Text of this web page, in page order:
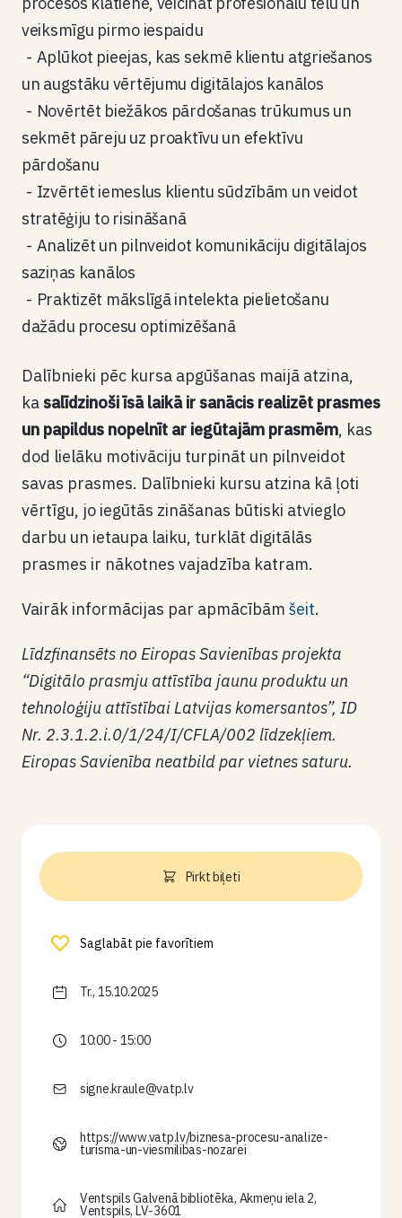
veiksmīgu pirmo iespaidu
Aplūkot pieejas, kas sekmē klientu atgriešanos
un augstāku vērtējumu digitālajos kanālos
Novērtēt biežākos pārdošanas trūkumus un
sekmēt pāreju uz proaktīvu un efektīvu
pārdošanu
Izvērtēt iemeslus klientu sūdzībām un veidot
stratēģiju to risināšanā
Analizēt un pilnveidot komunikāciju digitālajos
saziņas kanālos
Praktizēt mākslīgā intelekta pielietošanu
dažādu procesu optimizēšanā
Dalībnieki pēc kursa apgūšanas maijā atzina,
kasalīdzinoši īsā laikā ir sanācis realizēt prasmes
un papildus nopelnīt ar iegūtajām prasmēm, kas
dod lielāku motivāciju turpināt un pilnveidot
savas prasmes. Dalībnieki kursu atzina kā ļoti
vērtīgu, jo iegūtās zināšanas būtiski atvieglo
darbu un ietaupa laiku, turklāt digitālās
prasmes ir nākotnes vajadzība katram.
Vairāk informācijas par apmācībām šeit.
Līdzfinansēts no Eiropas Savienības projekta
“Digitālo prasmju attīstība jaunu produktu un
tehnoloģiju attīstībai Latvijas komersantos”, ID
Nr. 2.3.1.2.i.0/1/24/I/CFLA/002 līdzekļiem.
Eiropas Savienība neatbild par vietnes saturu.
Pirkt biļeti
Saglabāt pie favorītiem
Tr., 15.10.2025
10:00 - 15:00
signe.kraule@vatp.lv
https://www.vatp.lv/biznesa-procesu-analize-
turisma-un-viesmilibas-nozarei
Ventspils Galvenā bibliotēka, Akmeņu iela 2,
Ventspils, LV-3601